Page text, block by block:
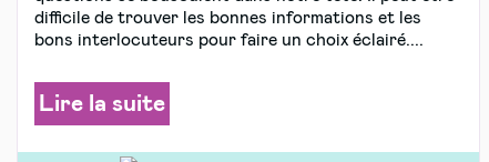
difficile de trouver les bonnes informations et les
bons interlocuteurs pour faire un choix éclairé....
Lire la suite